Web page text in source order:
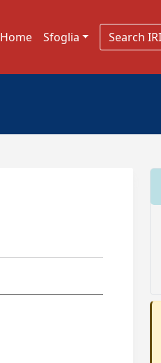
Home Sfoglia